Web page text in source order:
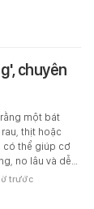
chuyên
một bát
thịt hoặc
thể giúp cơ
no lâu và dễ…
trước